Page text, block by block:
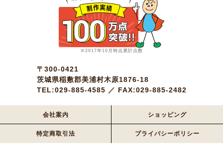
※2017年10月時点累計点数
〒300-0421
茨城県稲敷郡美浦村木原1876-18
TEL:029-885-4585 ／ FAX:029-885-2482
会社案内 ショッピング
特定商取引法 プライバシーポリシー